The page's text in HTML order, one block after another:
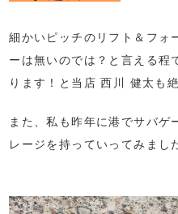
細かいピッチのリフト＆フォ
ーは無いのでは？と言える程
ります！と当店 西川 健太も絶
また、私も昨年に港でサバゲ
レージを持っていってみまし